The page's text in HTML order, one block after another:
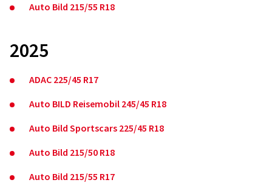
Auto Bild 215/55 R18
2025
ADAC 225/45 R17
Auto BILD Reisemobil 245/45 R18
Auto Bild Sportscars 225/45 R18
Auto Bild 215/50 R18
Auto Bild 215/55 R17